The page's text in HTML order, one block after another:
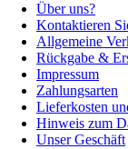
Über uns?
Kontaktieren
Allgemeine
Rückgabe &
Impressum
Zahlungsarten
Lieferkosten
Hinweis zum
Unser Geschäft